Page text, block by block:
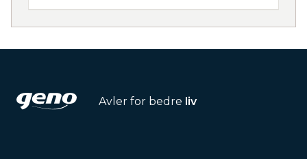
Avler for bedre liv